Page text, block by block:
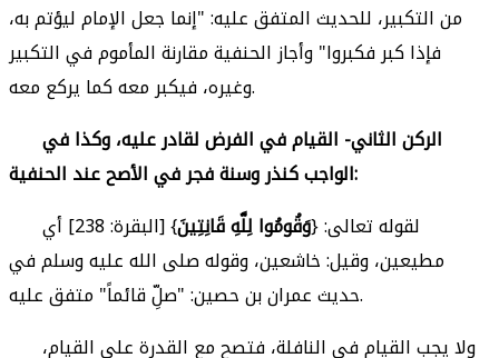
من التكبير، للحديث المتفق عليه: "إنما جعل الإمام ليؤتم به،
فإذا كبر فكبروا" وأجاز الحنفية مقارنة المأموم في التكبير
وغيره، فيكبر معه كما يركع معه.
الركن الثاني- القيام في الفرض لقادر عليه، وكذا في
الواجب كنذر وسنة فجر في الأصح عند الحنفية:
لقوله تعالى: {وَقُومُوا لِلَّهِ قَانِتِينَ
} [البقرة: 238] أي
مطيعين، وقيل: خاشعين، وقوله صلى الله عليه وسلم في
حديث عمران بن حصين: "صلِّ قائماً" متفق عليه.